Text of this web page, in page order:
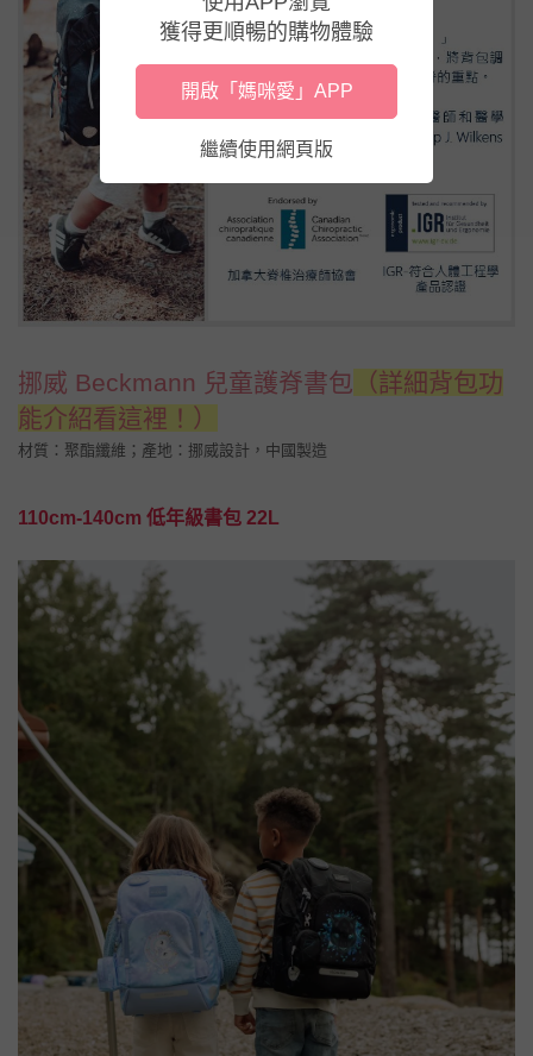
挪威 Beckmann 兒童護脊書包 （詳細背包功
能介紹看這裡！）
材質：聚酯纖維； 產地：挪威設計，中國製造
110cm-140cm 低年級書包 22L
獲得更順暢的購物體驗
開啟「媽咪愛」APP
繼續使用網頁版